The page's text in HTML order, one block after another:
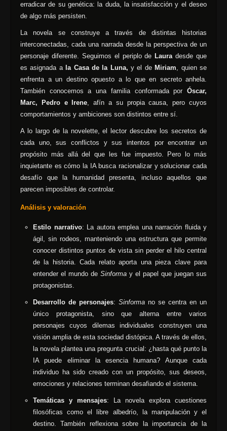
erradicar de su genética: la duda, la insatisfacción y el deseo
de algo más persisten.
La novela se construye a través de distintas historias
interconectadas, cada una narrada desde la perspectiva de un
personaje diferente. Seguimos el periplo de Lauradesde que
es asignada a la Casa de la Luna,y el de Miriam, quien se
enfrenta a un destino opuesto a lo que en secreto anhela.
También conocemos a una familia conformada por Óscar,
Marc, Pedro e Irene, afín a su propia causa, pero cuyos
comportamientos y ambiciones son distintos entre sí.
A lo largo de la novelette, el lector descubre los secretos de
cada uno, sus conflictos y sus intentos por encontrar un
propósito más allá del que les fue impuesto. Pero lo más
inquietante es cómo la IA busca racionalizar y solucionar cada
desafío que la humanidad presenta, incluso aquellos que
parecen imposibles de controlar.
Análisis y valoración
Estilo narrativo: La autora emplea una narración fluida y
ágil, sin rodeos, manteniendo una estructura que permite
conocer distintos puntos de vista sin perder el hilo central
de la historia. Cada relato aporta una pieza clave para
entender el mundo de Sinforma y el papel que juegan sus
protagonistas.
Desarrollo de personajes: Sinforma no se centra en un
único protagonista, sino que alterna entre varios
personajes cuyos dilemas individuales construyen una
visión amplia de esta sociedad distópica. A través de ellos,
la novela plantea una pregunta crucial: ¿hasta qué punto la
IA puede eliminar la esencia humana? Aunque cada
individuo ha sido creado con un propósito, sus deseos,
emociones y relaciones terminan desafiando el sistema.
Temáticas y mensajes: La novela explora cuestiones
filosóficas como el libre albedrío, la manipulación y el
destino. También reflexiona sobre la importancia de la